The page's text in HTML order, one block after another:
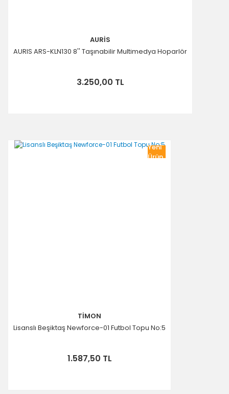
AURİS
AURIS ARS-KLN130 8'' Taşınabilir Multimedya Hoparlör
3.250,00 TL
Yeni
Ürün
TİMON
Lisanslı Beşiktaş Newforce-01 Futbol Topu No:5
1.587,50 TL